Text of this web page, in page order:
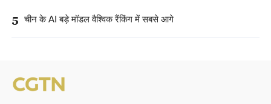
5 चीन के AI बड़े मॉडल वैश्विक रैंकिंग में सबसे आगे